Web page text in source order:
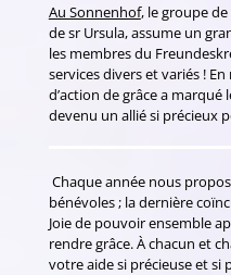
Au Sonnenhof, le groupe de
de sr Ursula, assume un
les membres du
services divers et variés !
d’action de grâce a marqué
devenu un allié si précieux
Chaque année nous
bénévoles ; la dernière
Joie de pouvoir ensemble
rendre grâce. À chacun et
votre aide si précieuse et si